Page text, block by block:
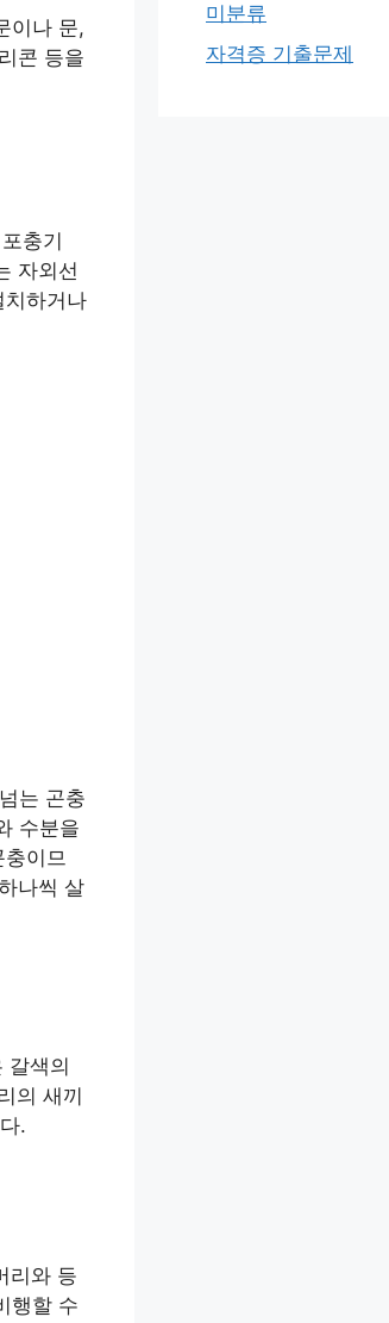
이나 문,
콘 등을
충기
자외선
치하거나
는 곤충
수분을
이므
나씩 살
갈색의
의 새끼
.
리와 등
행할 수
미분류
자격증 기출문제